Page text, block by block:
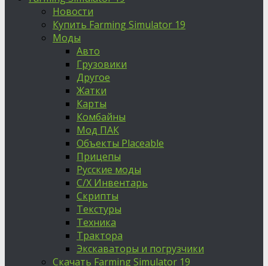
Новости
Купить Farming Simulator 19
Моды
Авто
Грузовики
Другое
Жатки
Карты
Комбайны
Мод ПАК
Объекты Placeable
Прицепы
Русские моды
С/Х Инвентарь
Скрипты
Текстуры
Техника
Трактора
Экскаваторы и погрузчики
Скачать Farming Simulator 19